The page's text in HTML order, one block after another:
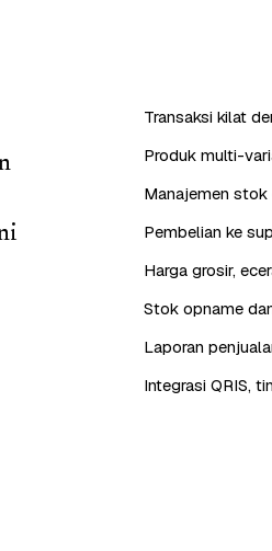
Transaksi kilat
Produk multi-
Manajemen
Pembelian ke
Harga grosir,
Stok opname
Laporan
Integrasi QRIS,